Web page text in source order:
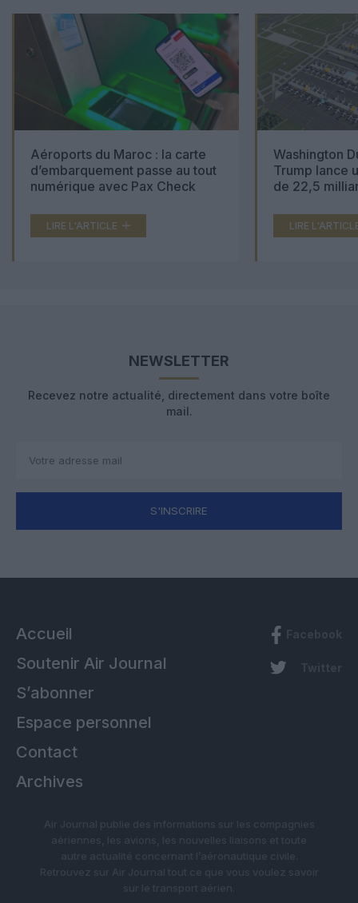
Aéroports du Maroc : la carte
d’embarquement passe au tout
numérique avec Pax Check
LIRE L'ARTICLE
Washington
Trump lance
de 22,5
LIRE
NEWSLETTER
Recevez notre actualité, directement dans votre boîte
mail.
S'INSCRIRE
Accueil
Soutenir Air Journal
S’abonner
Espace personnel
Contact
Archives